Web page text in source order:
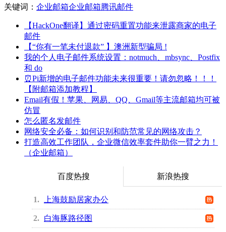
关键词： 企业邮箱企业邮箱腾讯邮件
【HackOne翻译】通过密码重置功能来泄露商家的电子
邮件
【“你有一笔未付退款” 】澳洲新型骗局 !
我的个人电子邮件系统设置：notmuch、mbsync、Postfix
和 do
⏰Pi新增的电子邮件功能未来很重要！请勿忽略！！！
【附邮箱添加教程】
Email有假！苹果、网易、QQ、Gmail等主流邮箱均可被
仿冒
怎么匿名发邮件
网络安全必备：如何识别和防范常见的网络攻击？
打造高效工作团队，企业微信效率套件助你一臂之力！
（企业邮箱）
百度热搜 新浪热搜
1 上海鼓励居家办公
2 白海豚路径图